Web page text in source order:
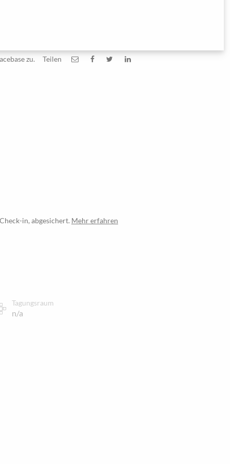
zu. Teilen
in, abgesichert. Mehr erfahren
Tagungsraum
n/a